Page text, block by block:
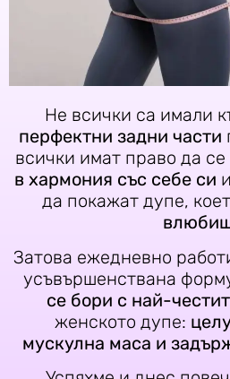
Не всички са имали
перфектни задни части
всички имат право да
в хармония със себе си
да покажат дупе,
Затова ежедневно
усъвършенствана
се бори с най-
женското дупе:
мускулна маса и